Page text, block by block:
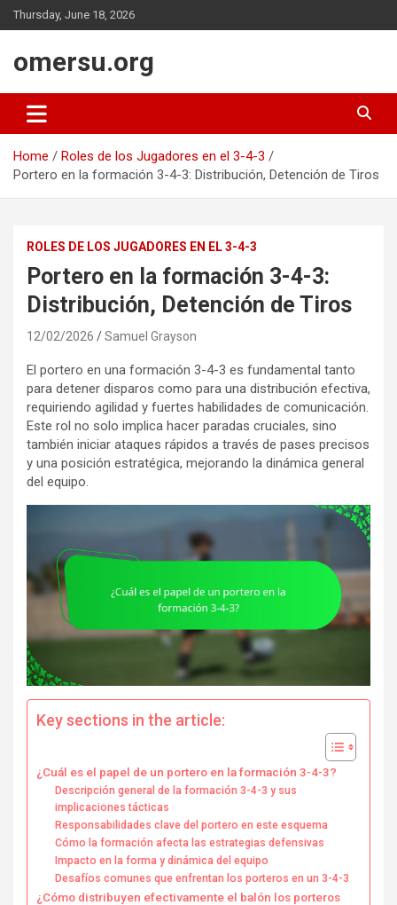
Skip
to
Thursday, June 18, 2026
omersu.org
Home
Roles de los Jugadores en el 3-4-3
Portero en la formación 3-4-3: Distribución, Detención de Tiros
ROLES DE LOS JUGADORES EN EL 3-4-3
Portero en la formación 3-4-3:
Distribución, Detención de Tiros
12/02/2026 Samuel Grayson
El portero en una formación 3-4-3 es fundamental tanto
para detener disparos como para una distribución efectiva,
requiriendo agilidad y fuertes habilidades de comunicación.
Este rol no solo implica hacer paradas cruciales, sino
también iniciar ataques rápidos a través de pases precisos
y una posición estratégica, mejorando la dinámica general
del equipo.
Key sections in the article:
¿Cuál es el papel de un portero en la formación 3-4-3?
Descripción general de la formación 3-4-3 y sus
implicaciones tácticas
Responsabilidades clave del portero en este esquema
Cómo la formación afecta las estrategias defensivas
Impacto en la forma y dinámica del equipo
Desafíos comunes que enfrentan los porteros en un 3-4-3
¿Cómo distribuyen efectivamente el balón los porteros